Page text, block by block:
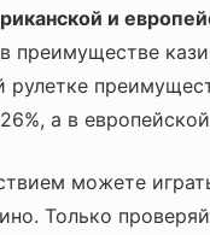
и
преимуществе
рулетке
а в
можете
Только